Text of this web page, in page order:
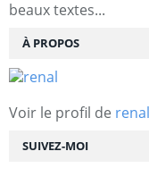
SUIVEZ-MOI
beaux textes...
À PROPOS
Voir le profil de renal